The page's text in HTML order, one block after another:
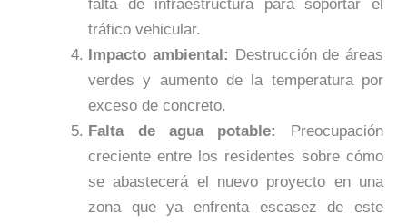
falta de infraestructura para soportar el
tráfico vehicular.
Impacto ambiental: Destrucción de áreas
verdes y aumento de la temperatura por
exceso de concreto.
Falta de agua potable:
Preocupación
creciente entre los residentes sobre cómo
se abastecerá el nuevo proyecto en una
zona que ya enfrenta escasez de este